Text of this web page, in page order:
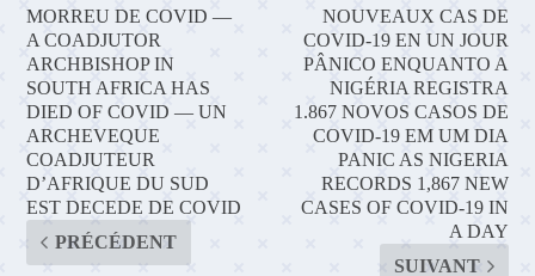
MORREU DE COVID —
A COADJUTOR
ARCHBISHOP IN
SOUTH AFRICA HAS
DIED OF COVID — UN
ARCHEVEQUE
COADJUTEUR
D’AFRIQUE DU SUD
EST DECEDE DE COVID
PRÉCÉDENT
NOUVEAUX CAS DE
COVID-19 EN UN JOUR
PÂNICO ENQUANTO A
NIGÉRIA REGISTRA
1.867 NOVOS CASOS DE
COVID-19 EM UM DIA
PANIC AS NIGERIA
RECORDS 1,867 NEW
CASES OF COVID-19 IN
A DAY
SUIVANT